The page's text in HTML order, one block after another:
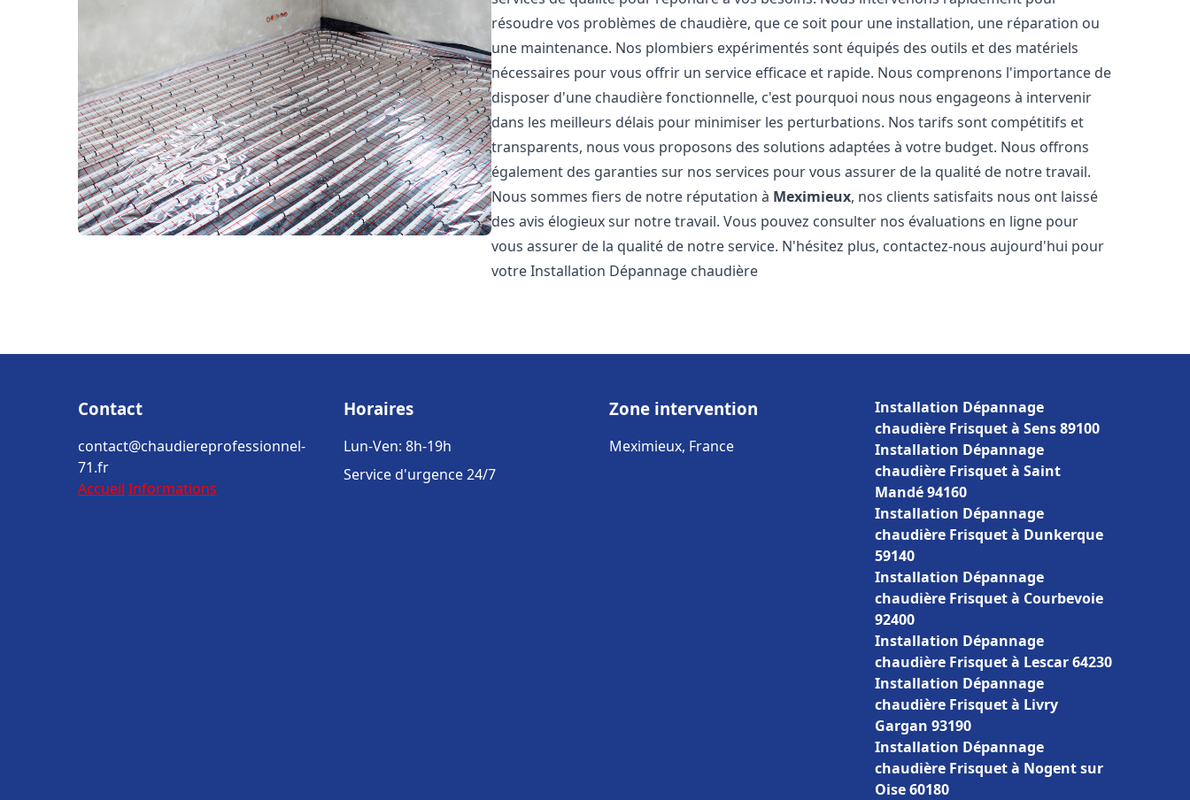
résoudre vos problèmes de chaudière, que ce soit pour une installation, une réparation ou
une maintenance. Nos plombiers expérimentés sont équipés des outils et des matériels
nécessaires pour vous offrir un service efficace et rapide. Nous comprenons l'importance de
disposer d'une chaudière fonctionnelle, c'est pourquoi nous nous engageons à intervenir
dans les meilleurs délais pour minimiser les perturbations. Nos tarifs sont compétitifs et
transparents, nous vous proposons des solutions adaptées à votre budget. Nous offrons
également des garanties sur nos services pour vous assurer de la qualité de notre travail.
Nous sommes fiers de notre réputation à Meximieux, nos clients satisfaits nous ont laissé
des avis élogieux sur notre travail. Vous pouvez consulter nos évaluations en ligne pour
vous assurer de la qualité de notre service. N'hésitez plus, contactez-nous aujourd'hui pour
votre Installation Dépannage chaudière
Contact
contact@chaudiereprofessionnel-
71.fr
Accueil Informations
Horaires
Lun-Ven: 8h-19h
Service d'urgence 24/7
Zone intervention
Meximieux, France
Installation Dépannage
chaudière Frisquet à Sens 89100
Installation Dépannage
chaudière Frisquet à Saint
Mandé 94160
Installation Dépannage
chaudière Frisquet à Dunkerque
59140
Installation Dépannage
chaudière Frisquet à Courbevoie
92400
Installation Dépannage
chaudière Frisquet à Lescar 64230
Installation Dépannage
chaudière Frisquet à Livry
Gargan 93190
Installation Dépannage
chaudière Frisquet à Nogent sur
Oise 60180